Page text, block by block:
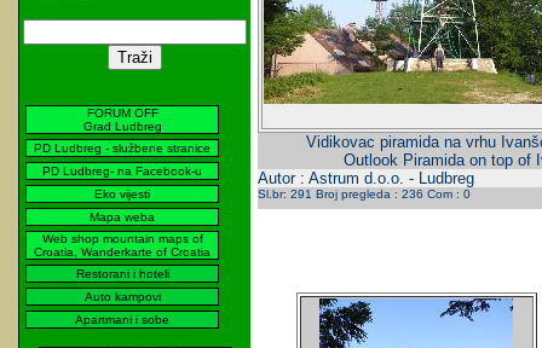
FORUM OFF
Grad Ludbreg
PD Ludbreg - službene stranice
PD Ludbreg- na Facebook-u
Eko vijesti
Mapa weba
Web shop mountain maps of
Croatia, Wanderkarte of Croatia
Restorani i hoteli
Auto kampovi
Apartmani i sobe
Vidikovac piramida na vrhu
Outlook Piramida on top of
Autor : Astrum d.o.o. - Ludbreg
Sl.br: 291 Broj pregleda : 236 Com : 0